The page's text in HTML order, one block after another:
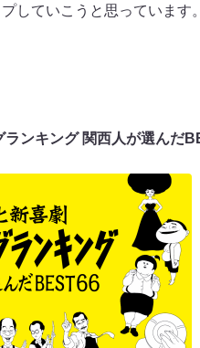
ていこうと思っています
ランキング 関西人が選んだ